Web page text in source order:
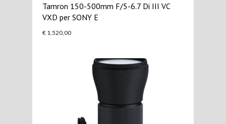
Tamron 150-500mm F/5-6.7 Di III VC
VXD per SONY E
€ 1.520,00